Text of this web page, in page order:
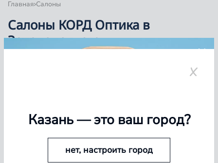
Главная Салоны
Салоны КОРД Оптика в
Зеленодольске
салонов в Казани и Республике Татарстан, Самаре,
Казань— это ваш город?
нет, настроить город